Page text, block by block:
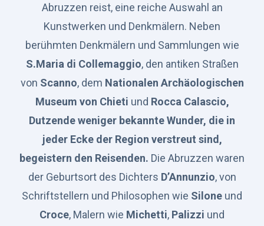
Abruzzen reist, eine reiche Auswahl an
Kunstwerken und Denkmälern. Neben
berühmten Denkmälern und Sammlungen wie
S.Maria di Collemaggio, den antiken Straßen
von Scanno, dem Nationalen Archäologischen
Museum von Chieti und Rocca Calascio,
Dutzende weniger bekannte Wunder, die in
jeder Ecke der Region verstreut sind,
begeistern den Reisenden. Die Abruzzen waren
der Geburtsort des Dichters D’Annunzio, von
Schriftstellern und Philosophen wie Silone und
Croce, Malern wie Michetti, Palizzi und